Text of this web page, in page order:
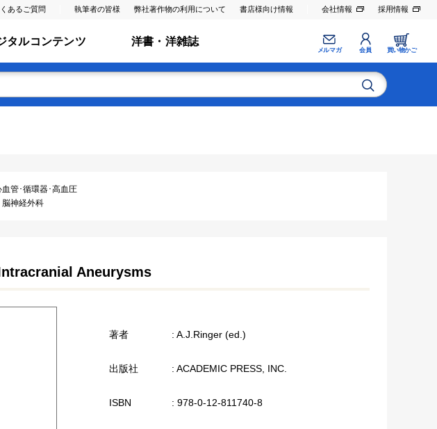
あるご質問 執筆者の皆様 弊社著作物の利用について 書店様向け情報 会社情報 採用情報
タルコンテンツ 洋書・洋雑誌
メルマガ 会員 買い物かご
血管･循環器･高血圧
脳神経外科
Aneurysms
著者 : A.J.Ringer (ed.)
出版社 : ACADEMIC PRESS, INC.
ISBN : 978-0-12-811740-8